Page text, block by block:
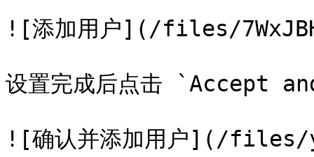
![添加用户](/files/
设置完成后点击 `Accept
![确认并添加用户](/